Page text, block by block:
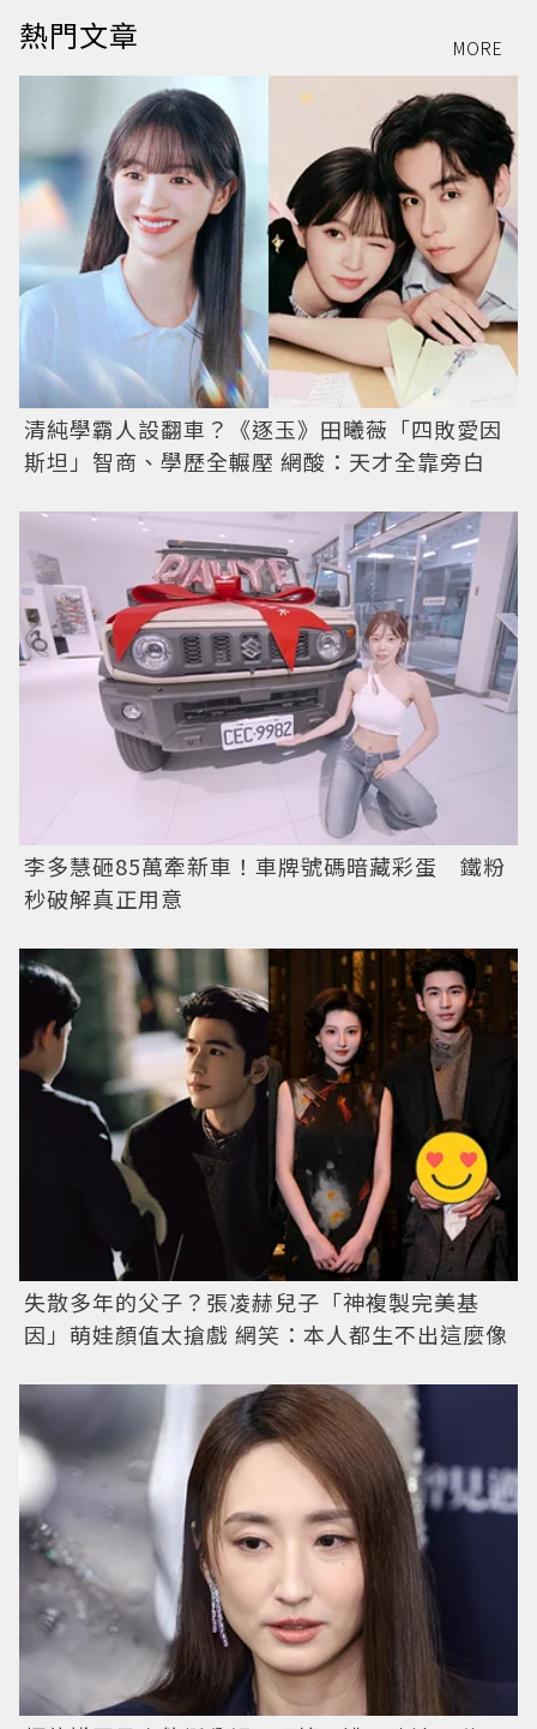
熱門文章 MORE
清純學霸人設翻車？《逐玉》田曦薇「四敗愛因
斯坦」智商、學歷全輾壓 網酸：天才全靠旁白
李多慧砸85萬牽新車！車牌號碼暗藏彩蛋 鐵粉
秒破解真正用意
失散多年的父子？張凌赫兒子「神複製完美基
因」萌娃顏值太搶戲 網笑：本人都生不出這麼像